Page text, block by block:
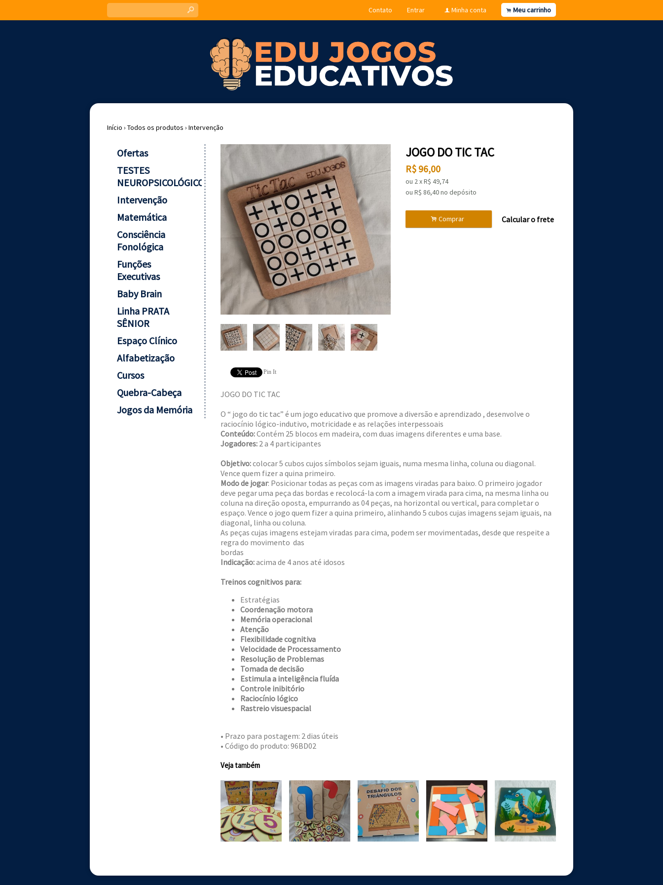
s Contato Entrar f Minha conta . Meu carrinho
Início › Todos os produtos › Intervenção
Ofertas
TESTES
NEUROPSICOLÓGICOS
Intervenção
Matemática
Consciência
Fonológica
Funções
Executivas
Baby Brain
Linha PRATA
SÊNIOR
Espaço Clínico
Alfabetização
Cursos
Quebra-Cabeça
Jogos da Memória
Pin It
JOGO DO TIC TAC
R$ 96,00
ou 2xR$ 49,74
ou R$ 86,40no depósito
. Comprar Calcular o frete
JOGO DO TIC TAC
O “ jogo do tic tac” é um jogo educativo que promove a diversão e aprendizado , desenvolve o
raciocínio lógico-indutivo, motricidade e as relações interpessoais
Conteúdo:Contém 25 blocos em madeira, com duas imagens diferentes e uma base.
Jogadores: 2 a 4 participantes
Objetivo:colocar 5 cubos cujos símbolos sejam iguais, numa mesma linha, coluna ou diagonal.
Vence quem fizer a quina primeiro.
Modo de jogar: Posicionar todas as peças com as imagens viradas para baixo. O primeiro jogador
deve pegar uma peça das bordas e recolocá-la com a imagem virada para cima, na mesma linha ou
coluna na direção oposta, empurrando as 04 peças, na horizontal ou vertical, para completar o
espaço. Vence o jogo quem fizer a quina primeiro, alinhando 5 cubos cujas imagens sejam iguais, na
diagonal, linha ou coluna.
As peças cujas imagens estejam viradas para cima, podem ser movimentadas, desde que respeite a
regra do movimento das
bordas
Indicação:acima de 4 anos até idosos
Treinos cognitivos para:
Estratégias
Coordenação motora
Memória operacional
Atenção
Flexibilidade cognitiva
Velocidade de Processamento
Resolução de Problemas
Tomada de decisão
Estimula a inteligência fluída
Controle inibitório
Raciocínio lógico
Rastreio visuespacial
• Prazo para postagem: 2 dias úteis
• Código do produto: 96BD02
Veja também